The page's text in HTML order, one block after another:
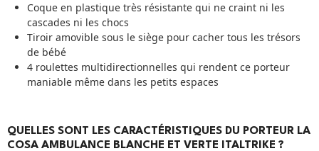
Coque en plastique très résistante qui ne craint ni les
cascades ni les chocs
Tiroir amovible sous le siège pour cacher tous les trésors
de bébé
4 roulettes multidirectionnelles qui rendent ce porteur
maniable même dans les petits espaces
QUELLES SONT LES CARACTÉRISTIQUES DU PORTEUR LA
COSA AMBULANCE BLANCHE ET VERTE ITALTRIKE ?